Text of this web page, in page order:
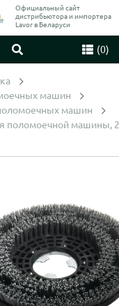
Официальный сайт
дистрибьютора и импортера
Lavor в Беларуси
(0)
машин
машин
поломоечной машины,